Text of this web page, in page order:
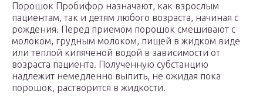
Порошок Пробифор назначают, как взрослым
пациентам, так и детям любого возраста, начиная с
рождения. Перед приемом порошок смешивают с
молоком, грудным молоком, пищей в жидком виде
или теплой кипяченой водой в зависимости от
возраста пациента. Полученную субстанцию
надлежит немедленно выпить, не ожидая пока
порошок, растворится в жидкости.